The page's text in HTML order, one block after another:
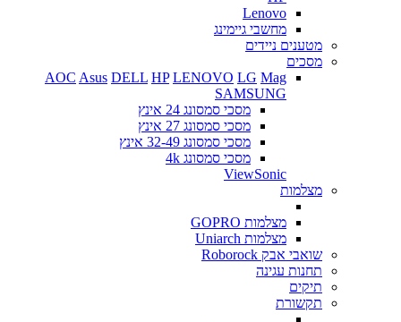
Lenovo
מחשבי גיימינג
מטענים ניידים
מסכים
AOC Asus DELL HP LENOVO LG Mag
SAMSUNG
מסכי סמסונג 24 אינץ
מסכי סמסונג 27 אינץ
מסכי סמסונג 32-49 אינץ
מסכי סמסונג 4k
ViewSonic
מצלמות
מצלמות GOPRO
מצלמות Uniarch
שואבי אבק Roborock
תחנות עגינה
תיקים
תקשורת